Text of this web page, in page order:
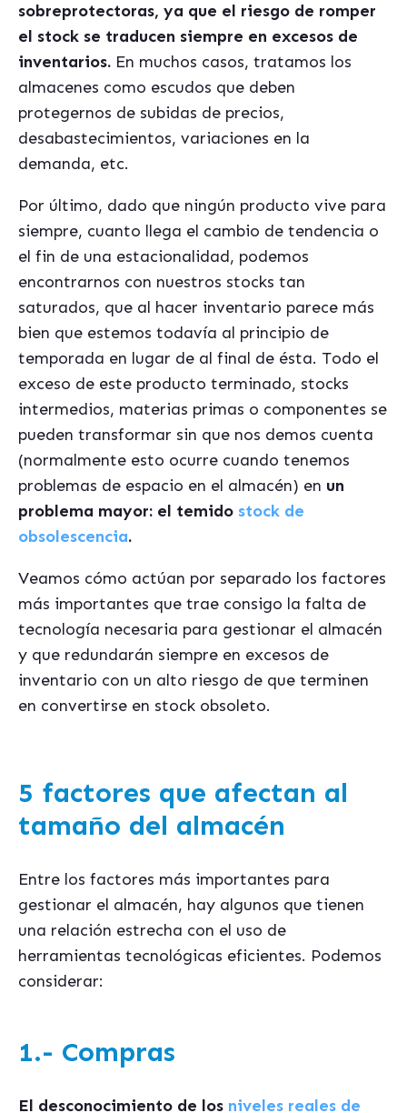
sobreprotectoras, ya que el riesgo de romper
el stock se traducen siempre en excesos de
inventarios. En muchos casos, tratamos los
almacenes como escudos que deben
protegernos de subidas de precios,
desabastecimientos, variaciones en la
demanda, etc.
Por último, dado que ningún producto vive para
siempre, cuanto llega el cambio de tendencia o
el fin de una estacionalidad, podemos
encontrarnos con nuestros stocks tan
saturados, que al hacer inventario parece más
bien que estemos todavía al principio de
temporada en lugar de al final de ésta. Todo el
exceso de este producto terminado, stocks
intermedios, materias primas o componentes se
pueden transformar sin que nos demos cuenta
(normalmente esto ocurre cuando tenemos
problemas de espacio en el almacén) en un
problema mayor: el temido stock de
obsolescencia.
Veamos cómo actúan por separado los factores
más importantes que trae consigo la falta de
tecnología necesaria para gestionar el almacén
y que redundarán siempre en excesos de
inventario con un alto riesgo de que terminen
en convertirse en stock obsoleto.
5 factores que afectan al
tamaño del almacén
Entre los factores más importantes para
gestionar el almacén, hay algunos que tienen
una relación estrecha con el uso de
herramientas tecnológicas eficientes. Podemos
considerar:
1.- Compras
El desconocimiento de los niveles reales de